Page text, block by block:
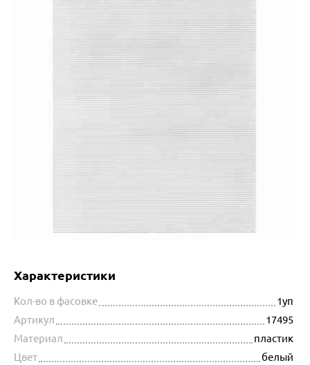
Характеристики
Кол-во в фасовке
1уп
Артикул
17495
Материал
пластик
Цвет
белый